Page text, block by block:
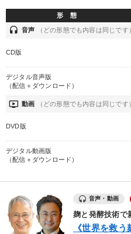
※「更新」を押すと「テーマ」「キーワード
ondemand_video 経営音声・動画を探す
全国経営者セミナー収録物以外の
しいただけます
営業・社員研修 組織・採用
形 態
headset 音声 （どの形態でも内容は同じです
CD版
デジタル音声版
（配信＋ダウンロード）
ondemand_video 動画 （どの形態でも内容は同じです
DVD版
デジタル動画版
（配信＋ダウンロード）
音声・動画
麹と発酵技術で
《世界を救